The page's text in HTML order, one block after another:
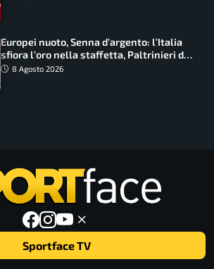
Europei nuoto, Senna d’argento: l’Italia
sfiora l’oro nella staffetta, Paltrinieri da
urlo, il bilancio azzurro
8 Agosto 2026
Sportface TV